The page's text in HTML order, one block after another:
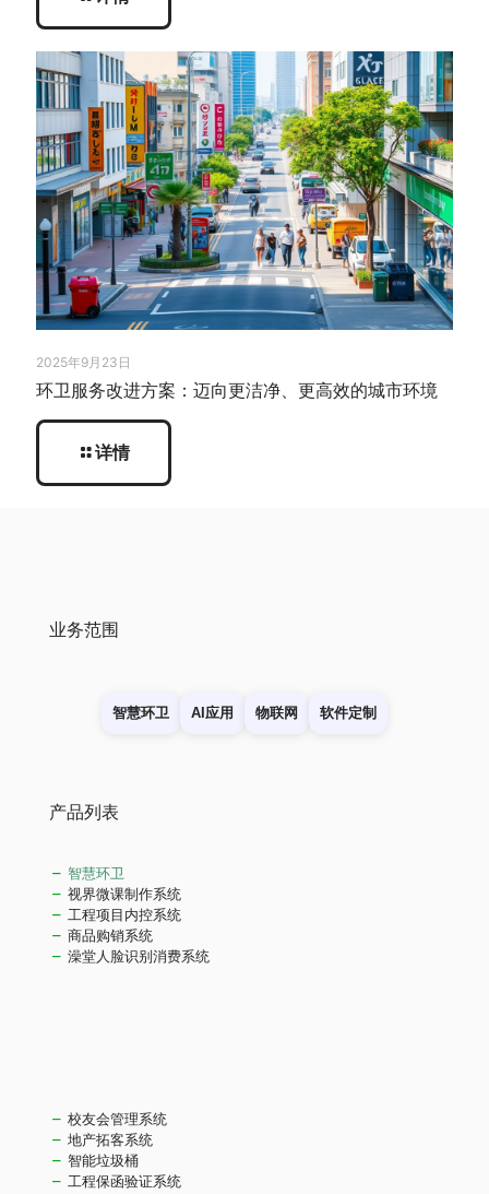
2025年9月23日
环卫服务改进方案：迈向更洁净、更高效的城市环境
详情
业务范围
智慧环卫 AI应用 物联网 软件定制
产品列表
智慧环卫
视界微课制作系统
工程项目内控系统
商品购销系统
澡堂人脸识别消费系统
校友会管理系统
地产拓客系统
智能垃圾桶
工程保函验证系统